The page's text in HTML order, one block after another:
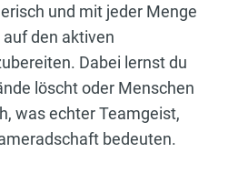
und mit jeder Menge
den aktiven
Dabei lernst du
löscht oder Menschen
was echter Teamgeist,
bedeuten.